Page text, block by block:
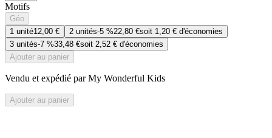
Motifs
Géo
1 unité12,00 € 2 unités-5 %22,80 €soit 1,20 € d'économies
3 unités-7 %33,48 €soit 2,52 € d'économies
Ajouter au panier
Vendu et expédié par My Wonderful Kids
Ajouter au panier